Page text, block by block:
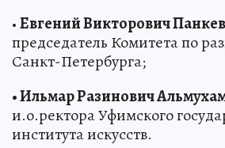
•Евгений Викторович
председатель Комитета по
Санкт-Петербурга;
• Ильмар Разинович
и.о.ректора Уфимского
института искусств.